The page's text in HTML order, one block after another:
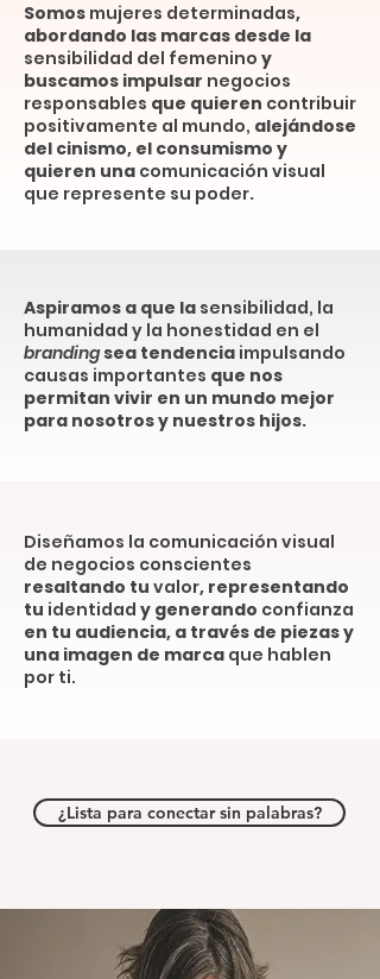
Somos mujeres determinadas,
abordando las marcas desde la
sensibilidad del femenino y
buscamos impulsar negocios
responsables que quieren contribuir
positivamente al mundo, alejándose
del cinismo, el consumismo y
quieren una comunicación visual
que represente su poder.
​Aspiramos a que la sensibilidad, la
humanidad y la honestidad en el
brandingsea tendencia impulsando
causas importantes que nos
permitan vivir en un mundo mejor
para nosotros y nuestros hijos.​
Diseñamos la comunicación visual
de negocios conscientes
resaltando tu valor, representando
tu identidad y generando confianza
en tu audiencia, a través de piezas y
una imagen de marca que hablen
por ti.
¿Lista para conectar sin palabras?